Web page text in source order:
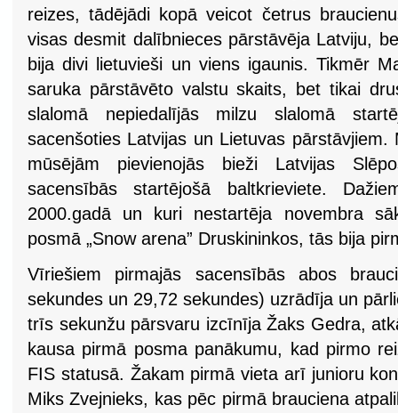
reizes, tādējādi kopā veicot četrus
visas desmit dalībnieces pārstāvēja Latviju,
bija divi lietuvieši un viens igaunis. Tikmēr
saruka pārstāvēto valstu skaits, bet tikai
slalomā nepiedalījās milzu slalomā
sacenšoties Latvijas un Lietuvas
mūsējām pievienojās bieži Latvijas
sacensībās startējošā baltkrieviete.
2000.gadā un kuri nestartēja novembra
posmā „Snow arena” Druskininkos, tās bija
Vīriešiem pirmajās sacensībās abos
sekundes un 29,72 sekundes) uzrādīja un
trīs sekunžu pārsvaru izcīnīja Žaks Gedra,
kausa pirmā posma panākumu, kad pirmo
FIS statusā. Žakam pirmā vieta arī junioru
Miks Zvejnieks, kas pēc pirmā brauciena